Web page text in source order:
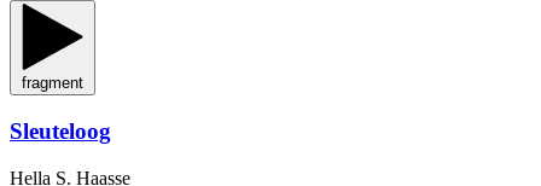
fragment
Sleuteloog
Hella S. Haasse